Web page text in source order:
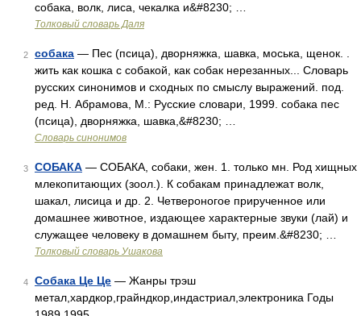
собака, волк, лиса, чекалка и&#8230; …
Толковый словарь Даля
2 собака — Пес (псица), дворняжка, шавка, моська, щенок. .
жить как кошка с собакой, как собак нерезанных... Словарь
русских синонимов и сходных по смыслу выражений. под.
ред. Н. Абрамова, М.: Русские словари, 1999. собака пес
(псица), дворняжка, шавка,&#8230; …
Словарь синонимов
3 СОБАКА — СОБАКА, собаки, жен. 1. только мн. Род хищных
млекопитающих (зоол.). К собакам принадлежат волк,
шакал, лисица и др. 2. Четвероногое прирученное или
домашнее животное, издающее характерные звуки (лай) и
служащее человеку в домашнем быту, преим.&#8230; …
Толковый словарь Ушакова
4 Собака Це Це — Жанры трэш
метал,хардкор,грайндкор,индастриал,электроника Годы